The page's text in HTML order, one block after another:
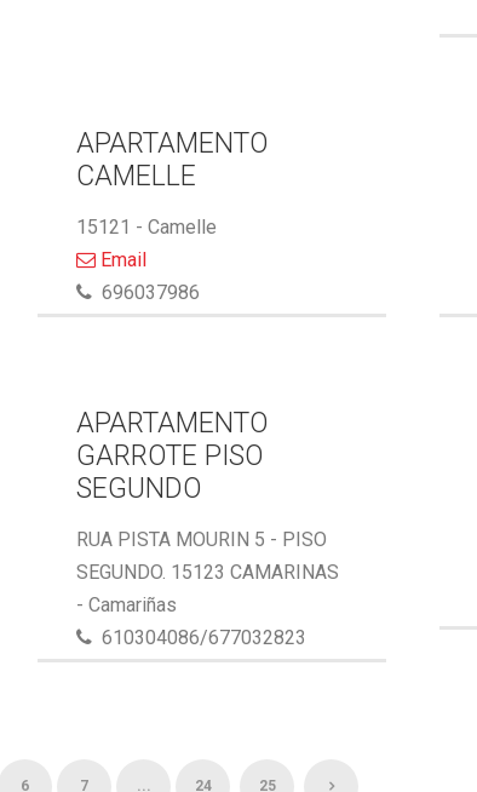
APARTAMENTO
CAMELLE
15121 - Camelle
Email
696037986
APARTAMENTO
GARROTE PISO
SEGUNDO
RUA PISTA MOURIN 5 - PISO
SEGUNDO. 15123 CAMARINAS
- Camariñas
610304086/677032823
6 7 ... 24 25